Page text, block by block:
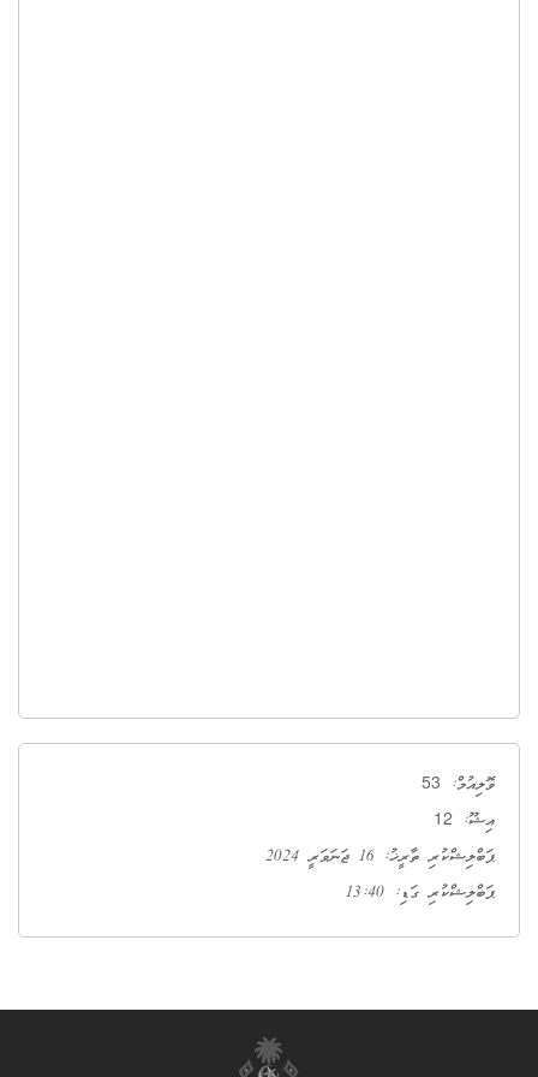
ވޮލިއުމް: 53
އިޝޫ: 12
ޕަބްލިޝްކުރި ތާރީޚު: 16 ޖަނަވަރީ 2024
ޕަބްލިޝްކުރި ގަޑި: 13:40